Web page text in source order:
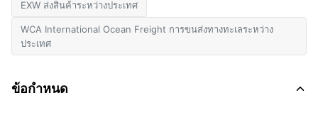
EXW ส่งสินค้าระหว่างประเทศ
WCA International Ocean Freight การขนส่งทางทะเลระหว่าง
ประเทศ
ข้อกำหนด